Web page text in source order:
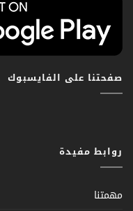
صفحتنا على الفايسبوك
روابط مفيدة
مهمتنا